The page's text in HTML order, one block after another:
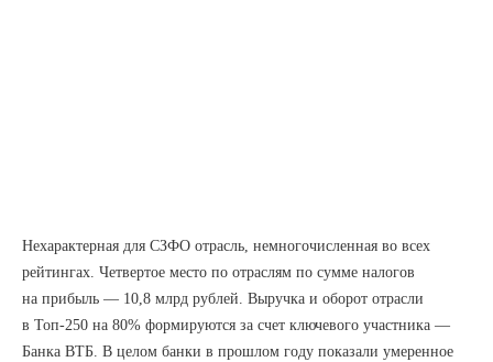
Нехарактерная для СЗФО отрасль, немногочисленная во всех
рейтингах. Четвертое место по отраслям по сумме налогов
на прибыль — 10,8 млрд рублей. Выручка и оборот отрасли
в Топ-250 на 80% формируются за счет ключевого участника —
Банка ВТБ. В целом банки в прошлом году показали умеренное